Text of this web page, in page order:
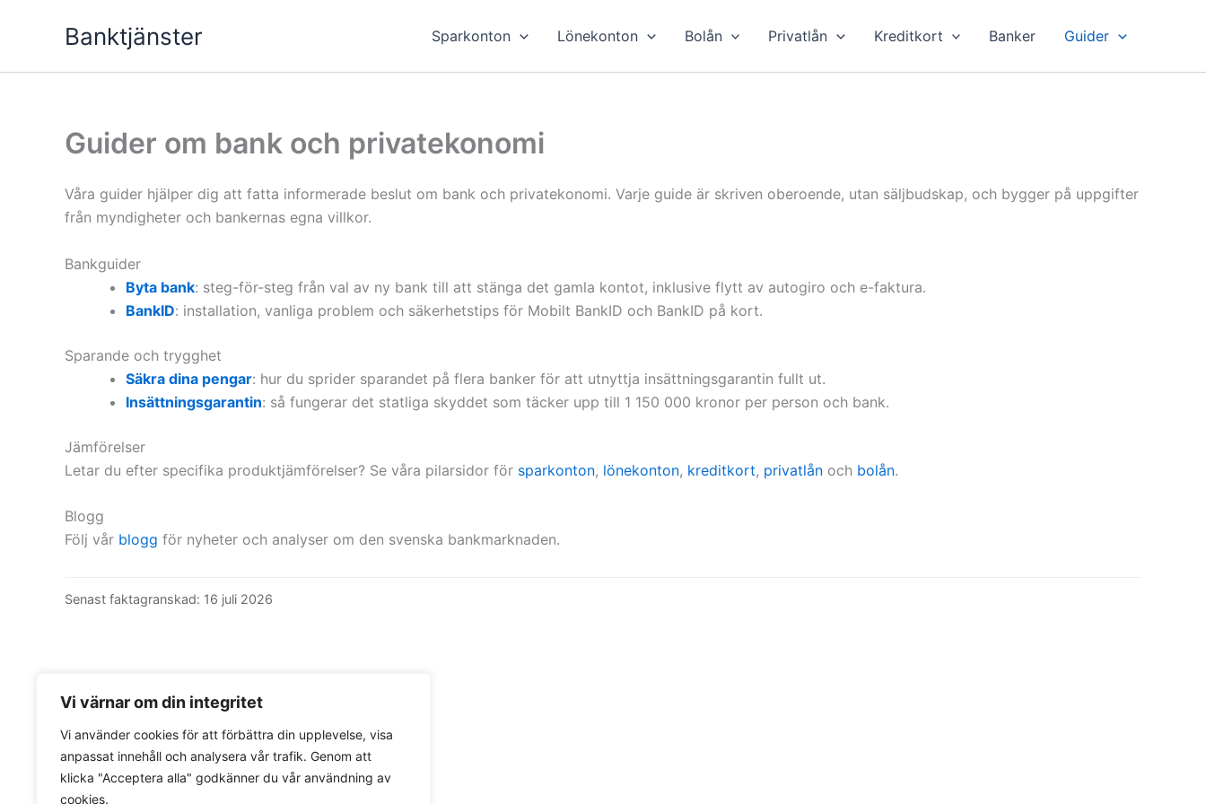
Vi värnar om din integritet
Vi använder cookies för att förbättra din upplevelse, visa
anpassat innehåll och analysera vår trafik. Genom att
klicka "Acceptera alla" godkänner du vår användning av
cookies.
Banktjänster Sparkonton Lönekonton Bolån Privatlån Kreditkort Banker Guider
Guider om bank och privatekonomi
Våra guider hjälper dig att fatta informerade beslut om bank och privatekonomi. Varje guide är skriven oberoende, utan säljbudskap, och bygger på uppgifter
från myndigheter och bankernas egna villkor.
Bankguider
Byta bank: steg-för-steg från val av ny bank till att stänga det gamla kontot, inklusive flytt av autogiro och e-faktura.
BankID: installation, vanliga problem och säkerhetstips för Mobilt BankID och BankID på kort.
Sparande och trygghet
Säkra dina pengar: hur du sprider sparandet på flera banker för att utnyttja insättningsgarantin fullt ut.
Insättningsgarantin: så fungerar det statliga skyddet som täcker upp till 1 150 000 kronor per person och bank.
Jämförelser
Letar du efter specifika produktjämförelser? Se våra pilarsidor för sparkonton, lönekonton, kreditkort, privatlån och bolån.
Blogg
Följ vår blogg för nyheter och analyser om den svenska bankmarknaden.
Senast faktagranskad: 16 juli 2026